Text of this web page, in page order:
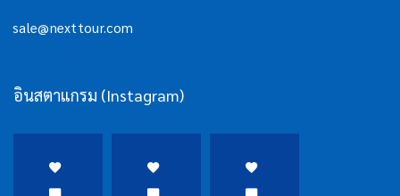
sale@nexttour.com
อินสตาแกรม (Instagram)